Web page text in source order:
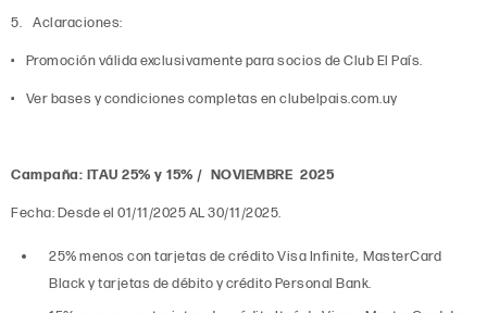
5. Aclaraciones:
• Promoción válida exclusivamente para socios de Club El País.
• Ver bases y condiciones completas en clubelpais.com.uy
Campaña: ITAU 25% y 15% / NOVIEMBRE 2025
Fecha: Desde el 01/11/2025 AL 30/11/2025.
25% menos con tarjetas de crédito Visa Infinite, MasterCard
Black y tarjetas de débito y crédito Personal Bank.